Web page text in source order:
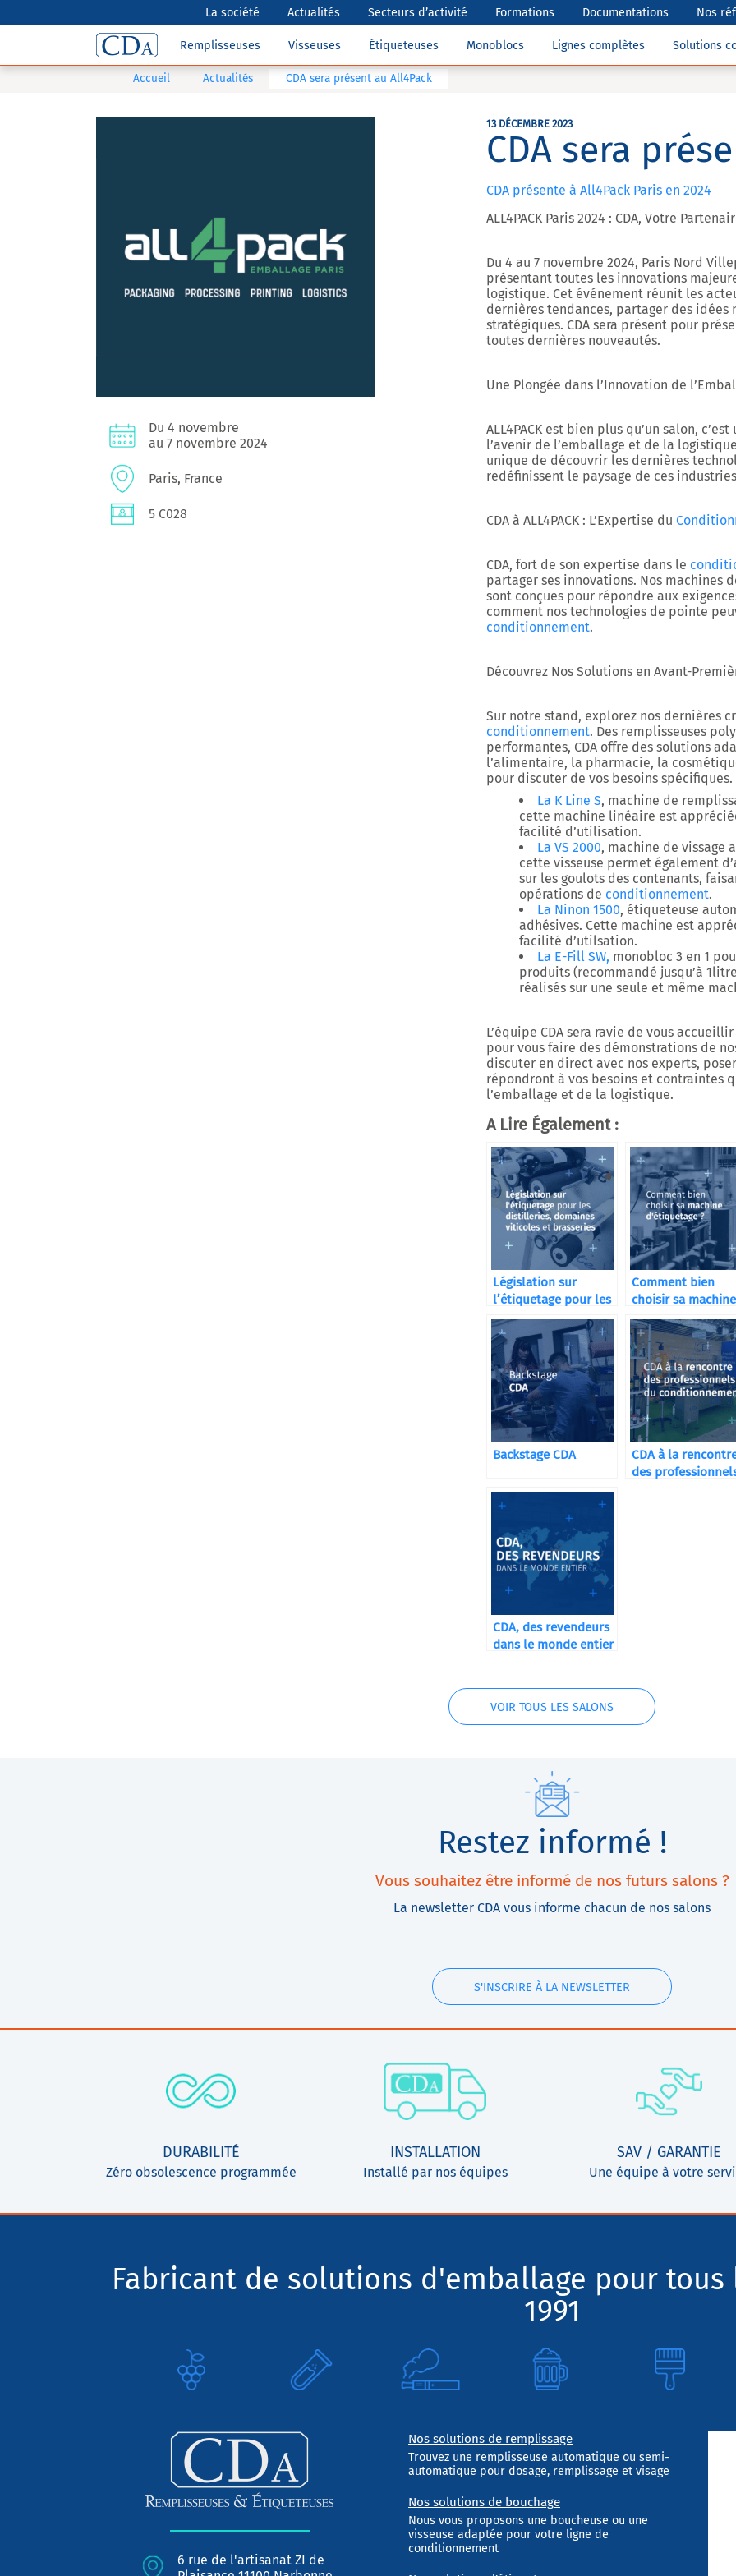
La société Actualités Secteurs d’activité Formations Documentations Nos
Remplisseuses Visseuses Étiqueteuses Monoblocs Lignes complètes Solutions
Accueil Actualités CDA sera présent au All4Pack
Du 4 novembre
au 7 novembre 2024
Paris, France
5 C028
13 DÉCEMBRE 2023
CDA sera
CDA présente à All4Pack Paris en 2024
ALL4PACK Paris 2024 : CDA, Votre
Du 4 au 7 novembre 2024, Paris Nord
présentant toutes les innovations
logistique. Cet événement réunit les
dernières tendances, partager des
stratégiques. CDA sera présent pour
toutes dernières nouveautés.
Une Plongée dans l’Innovation de
ALL4PACK est bien plus qu’un salon,
l’avenir de l’emballage et de la
unique de découvrir les dernières
redéfinissent le paysage de ces
CDA à ALL4PACK : L’Expertise du
CDA, fort de son expertise dans le
partager ses innovations. Nos machines
sont conçues pour répondre aux
comment nos technologies de pointe
conditionnement.
Découvrez Nos Solutions en Avant-
Sur notre stand, explorez nos dernières
conditionnement. Des remplisseuses
performantes, CDA offre des solutions
l’alimentaire, la pharmacie, la
pour discuter de vos besoins
La K Line S, machine de
cette machine linéaire est
facilité d’utilisation.
La VS 2000, machine de vissage
cette visseuse permet également
sur les goulots des contenants,
opérations de conditionnement.
La Ninon 1500, étiqueteuse
adhésives. Cette machine est
facilité d’utilsation.
La E-Fill SW, monobloc 3 en 1
produits (recommandé jusqu’à
réalisés sur une seule et même
L’équipe CDA sera ravie de vous
pour vous faire des démonstrations de
discuter en direct avec nos experts,
répondront à vos besoins et contraintes
l’emballage et de la logistique.
A Lire Également :
Législation sur
l’étiquetage pour les
distilleries
Comment bien
choisir sa machine
d’étiquetage ?
Backstage CDA
CDA à la
des
CDA, des revendeurs
dans le monde entier
VOIR TOUS LES SALONS
Restez informé !
Vous souhaitez être informé de nos futurs salons ?
La newsletter CDA vous informe chacun de nos salons
S'INSCRIRE À LA NEWSLETTER
DURABILITÉ
Zéro obsolescence programmée
INSTALLATION
Installé par nos équipes
SAV / GARANTIE
Une équipe à votre
Fabricant de solutions d'emballage pour tous
1991
6 rue de l'artisanat ZI de
Nos solutions de remplissage
Trouvez une remplisseuse automatique ou semi-
automatique pour dosage, remplissage et visage
Nos solutions de bouchage
Nous vous proposons une boucheuse ou une
visseuse adaptée pour votre ligne de
conditionnement